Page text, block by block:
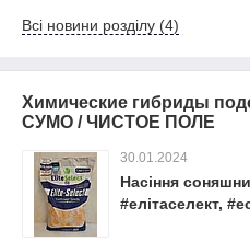
Всі новини розділу (4)
Химические гибриды
СУМО / ЧИСТОЕ ПОЛЕ
30.01.2024
Насіння
#елітаселект,